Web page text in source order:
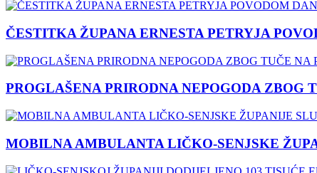
ČESTITKA ŽUPANA ERNESTA PETRYJA
PROGLAŠENA PRIRODNA NEPOGODA ZBOG
MOBILNA AMBULANTA LIČKO-SENJSKE